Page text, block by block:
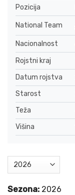
Pozicija
National Team
Nacionalnost
Rojstni kraj
Datum rojstva
Starost
Teža
Višina
Sezona: 2026